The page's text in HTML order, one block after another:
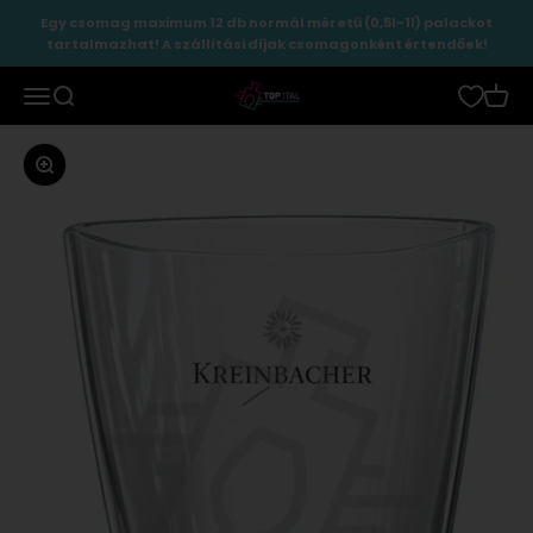
Ugrás a tartalomhoz
Egy csomag maximum 12 db normál méretű (0,5l-1l) palackot
tartalmazhat! A szállítási díjak csomagonként értendőek!
MenüKeresés TopItal Kosár
Zoomolás